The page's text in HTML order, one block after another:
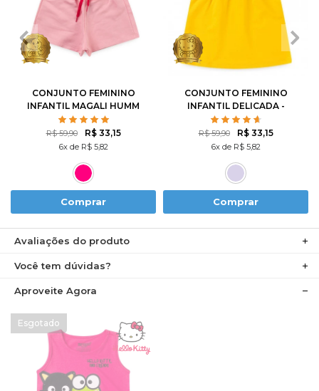
1 6
CONJUNTO FEMININO
INFANTIL MAGALI HUMM
AMO MELANCIA- TURMA
DA MÔNICA
R$ 59,90 R$ 33,15
6x de R$ 5,82
Comprar
1 6
CONJUNTO FEMININO
INFANTIL DELICADA -
HELLO KITTY
R$ 59,90 R$ 33,15
6x de R$ 5,82
Comprar
Avaliações do produto
Você tem dúvidas?
Aproveite Agora